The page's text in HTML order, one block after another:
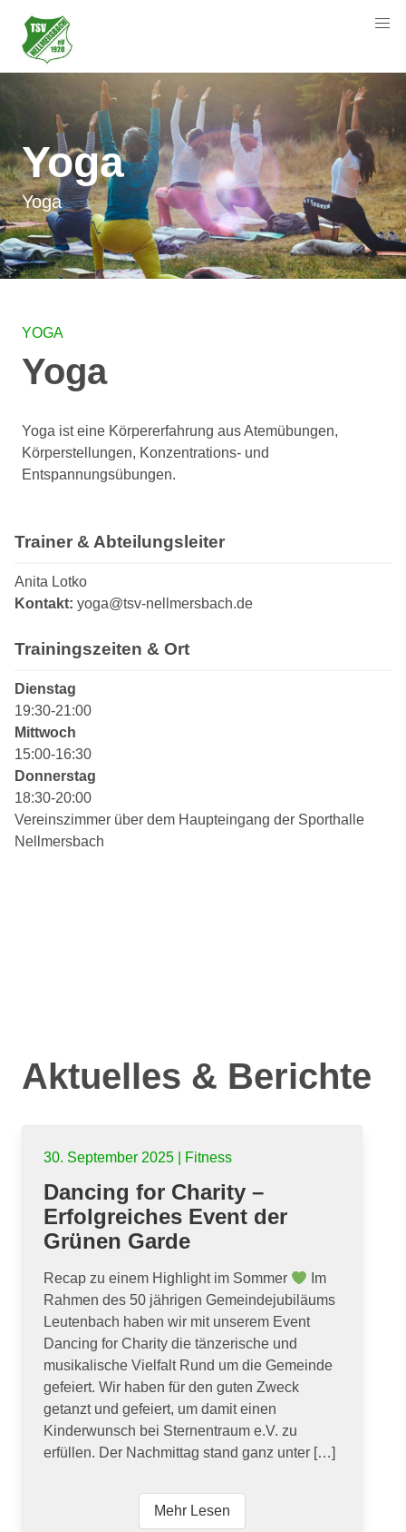
Yoga
Yoga
YOGA
Yoga
Yoga ist eine Körpererfahrung aus Atemübungen,
Körperstellungen, Konzentrations- und
Entspannungsübungen.
Trainer & Abteilungsleiter
Anita Lotko
Kontakt: yoga@tsv-nellmersbach.de
Trainingszeiten & Ort
Dienstag
19:30-21:00
Mittwoch
15:00-16:30
Donnerstag
18:30-20:00
Vereinszimmer über dem Haupteingang der Sporthalle
Nellmersbach
Aktuelles & Berichte
30. September 2025 | Fitness
Dancing for Charity –
Erfolgreiches Event der
Grünen Garde
Recap zu einem Highlight im Sommer
Im
Rahmen des 50 jährigen Gemeindejubiläums
Leutenbach haben wir mit unserem Event
Dancing for Charity die tänzerische und
musikalische Vielfalt Rund um die Gemeinde
gefeiert. Wir haben für den guten Zweck
getanzt und gefeiert, um damit einen
Kinderwunsch bei Sternentraum e.V. zu
erfüllen. Der Nachmittag stand ganz unter […]
Mehr Lesen